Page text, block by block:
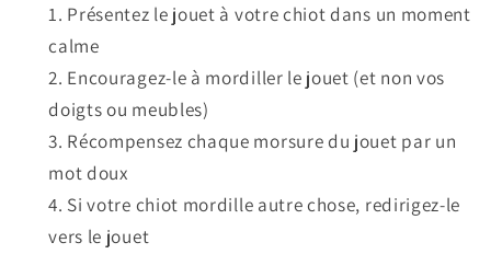
Présentez le jouet à votre chiot dans un moment
calme
Encouragez-le à mordiller le jouet (et non vos
doigts ou meubles)
Récompensez chaque morsure du jouet par un
mot doux
Si votre chiot mordille autre chose, redirigez-le
vers le jouet